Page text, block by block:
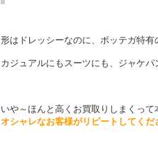
形はドレッシーなのに、ボッテガ特
カジュアルにもスーツにも、ジャケパ
いや～ほんと高くお買取りしまくっ
オシャレなお客様がリピートしてく